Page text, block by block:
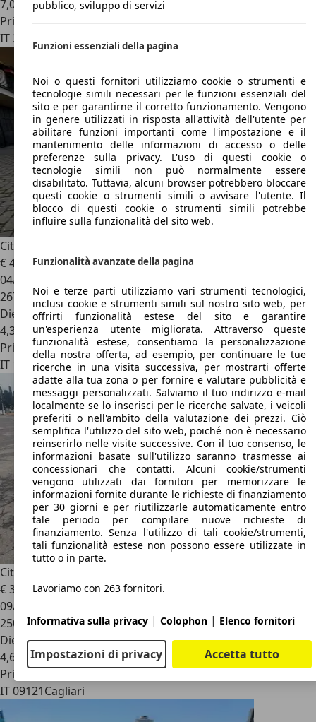
7,0 l/100 km (comb.)
Privato
IT 39100
Bolzano
Citroen Nemo
€ 4.200
04/2016
267.000 km
Diesel
4,3 l/100 km (comb.)
Privato
IT 12030Envie
Citroen Nemo
€ 3.700
09/2009
250.000 km
Diesel
4,6 l/100 km (comb.)
Privato
IT 09121Cagliari
pubblico, sviluppo di servizi
Funzioni essenziali della pagina
Noi o questi fornitori utilizziamo cookie o strumenti e
tecnologie simili necessari per le funzioni essenziali del
sito e per garantirne il corretto funzionamento. Vengono
in genere utilizzati in risposta all'attività dell'utente per
abilitare funzioni importanti come l'impostazione e il
mantenimento delle informazioni di accesso o delle
preferenze sulla privacy. L'uso di questi cookie o
tecnologie simili non può normalmente essere
disabilitato. Tuttavia, alcuni browser potrebbero bloccare
questi cookie o strumenti simili o avvisare l'utente. Il
blocco di questi cookie o strumenti simili potrebbe
influire sulla funzionalità del sito web.
Funzionalità avanzate della pagina
Noi e terze parti utilizziamo vari strumenti tecnologici,
inclusi cookie e strumenti simili sul nostro sito web, per
offrirti funzionalità estese del sito e garantire
un'esperienza utente migliorata. Attraverso queste
funzionalità estese, consentiamo la personalizzazione
della nostra offerta, ad esempio, per continuare le tue
ricerche in una visita successiva, per mostrarti offerte
adatte alla tua zona o per fornire e valutare pubblicità e
messaggi personalizzati. Salviamo il tuo indirizzo e-mail
localmente se lo inserisci per le ricerche salvate, i veicoli
preferiti o nell'ambito della valutazione dei prezzi. Ciò
semplifica l'utilizzo del sito web, poiché non è necessario
reinserirlo nelle visite successive. Con il tuo consenso, le
informazioni basate sull'utilizzo saranno trasmesse ai
concessionari che contatti. Alcuni cookie/strumenti
vengono utilizzati dai fornitori per memorizzare le
informazioni fornite durante le richieste di finanziamento
per 30 giorni e per riutilizzarle automaticamente entro
tale periodo per compilare nuove richieste di
finanziamento. Senza l'utilizzo di tali cookie/strumenti,
tali funzionalità estese non possono essere utilizzate in
tutto o in parte.
Lavoriamo con 263 fornitori.
Informativa sulla privacy | Colophon | Elenco fornitori
Impostazioni di privacy Accetta tutto